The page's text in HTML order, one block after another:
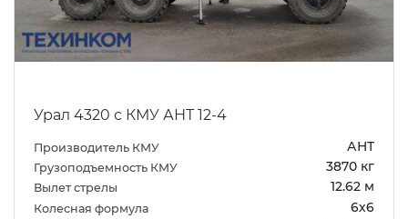
Урал 4320 с КМУ АНТ 12-4
Производитель КМУ АНТ
Грузоподъемность КМУ 3870 кг
Вылет стрелы 12.62 м
Колесная формула 6х6